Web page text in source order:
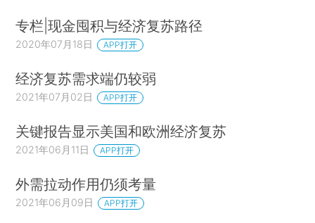
专栏|现金囤积与经济复苏路径
2020年07月18日 APP打开
经济复苏需求端仍较弱
2021年07月02日 APP打开
关键报告显示美国和欧洲经济复苏
2021年06月11日 APP打开
外需拉动作用仍须考量
2021年06月09日 APP打开